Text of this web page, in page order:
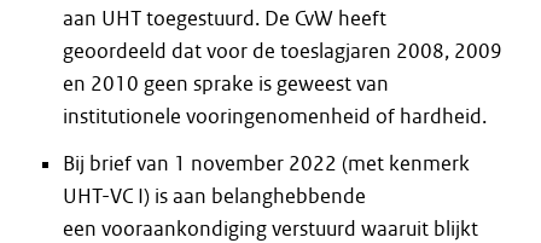
aan UHT toegestuurd. De CvW heeft
geoordeeld dat voor de toeslagjaren 2008, 2009
en 2010 geen sprake is geweest van
institutionele vooringenomenheid of hardheid.
Bij brief van 1 november 2022 (met kenmerk
UHT-VC I) is aan belanghebbende
een vooraankondiging verstuurd waaruit blijkt